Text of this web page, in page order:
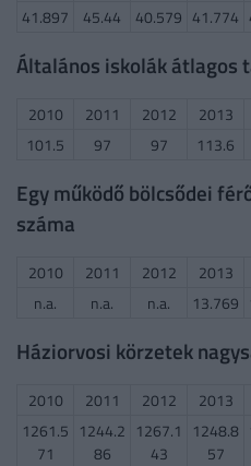
41.897
45.44 40.579 41.774
Általános iskolák átlagos
2010 2011 2012 2013
101.5
97 97 113.6
Egy működő bölcsődei
száma
2010 2011 2012 2013
n.a.
n.a. n.a. 13.769
Háziorvosi körzetek
2010 2011 2012 2013
1261.5
71
1244.2
86
1267.1
43
1248.8
57